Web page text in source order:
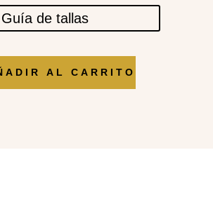
Guía de tallas
AL CARRITO